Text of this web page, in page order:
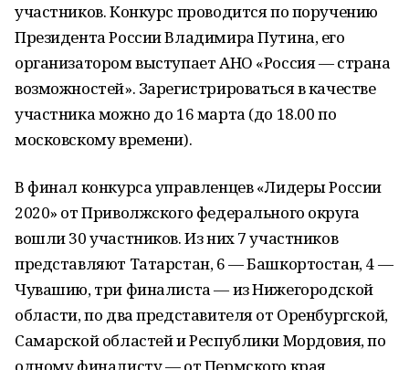
участников. Конкурс проводится по поручению
Президента России Владимира Путина, его
организатором выступает АНО «Россия — страна
возможностей». Зарегистрироваться в качестве
участника можно до 16 марта (до 18.00 по
московскому времени).
В финал конкурса управленцев «Лидеры России
2020» от Приволжского федерального округа
вошли 30 участников. Из них 7 участников
представляют Татарстан, 6 — Башкортостан, 4 —
Чувашию, три финалиста — из Нижегородской
области, по два представителя от Оренбургской,
Самарской областей и Республики Мордовия, по